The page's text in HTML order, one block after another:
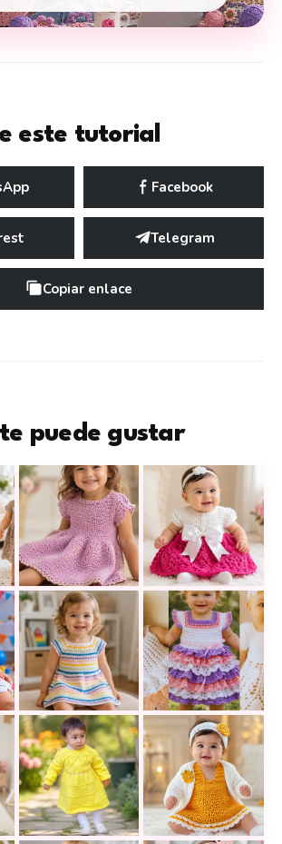
este tutorial
Facebook
Telegram
Copiar enlace
puede gustar
de bebé más coquetos que verás
Cómo tejer un vestido lila a
Cómo tejer un
de bebé a crochet con cuello
Así se teje un vestido de niña con
Estos 12 vestidos
para bebé que destaca por sus
Cómo tejer un vestido de bebé a
Vestido Amapola